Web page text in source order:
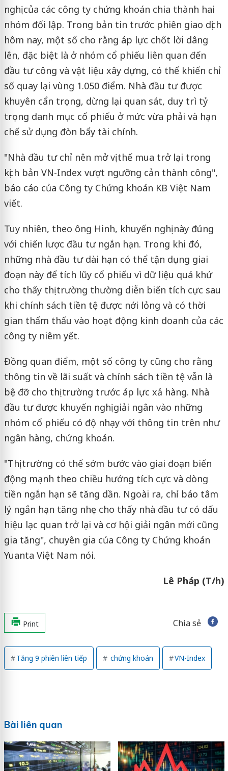
nghị của các công ty chứng khoán chia thành hai
nhóm đối lập. Trong bản tin trước phiên giao dịch
hôm nay, một số cho rằng áp lực chốt lời dâng
lên, đặc biệt là ở nhóm cổ phiếu liên quan đến
đầu tư công và vật liệu xây dựng, có thể khiến chỉ
số quay lại vùng 1.050 điểm. Nhà đầu tư được
khuyên cẩn trọng, dừng lại quan sát, duy trì tỷ
trọng danh mục cổ phiếu ở mức vừa phải và hạn
chế sử dụng đòn bẩy tài chính.
"Nhà đầu tư chỉ nên mở vị thế mua trở lại trong
kịch bản VN-Index vượt ngưỡng cản thành công",
báo cáo của Công ty Chứng khoán KB Việt Nam
viết.
Tuy nhiên, theo ông Hinh, khuyến nghị này đúng
với chiến lược đầu tư ngắn hạn. Trong khi đó,
những nhà đầu tư dài hạn có thể tận dụng giai
đoạn này để tích lũy cổ phiếu vì dữ liệu quá khứ
cho thấy thị trường thường diễn biến tích cực sau
khi chính sách tiền tệ được nới lỏng và có thời
gian thẩm thấu vào hoạt động kinh doanh của các
công ty niêm yết.
Đồng quan điểm, một số công ty cũng cho rằng
thông tin về lãi suất và chính sách tiền tệ vẫn là
bệ đỡ cho thị trường trước áp lực xả hàng. Nhà
đầu tư được khuyến nghị giải ngân vào những
nhóm cổ phiếu có độ nhạy với thông tin trên như
ngân hàng, chứng khoán.
"Thị trường có thể sớm bước vào giai đoạn biến
động mạnh theo chiều hướng tích cực và dòng
tiền ngắn hạn sẽ tăng dần. Ngoài ra, chỉ báo tâm
lý ngắn hạn tăng nhẹ cho thấy nhà đầu tư có dấu
hiệu lạc quan trở lại và cơ hội giải ngân mới cũng
gia tăng", chuyên gia của Công ty Chứng khoán
Yuanta Việt Nam nói.
Lê Pháp (T/h)
Print Chia sẻ
Tăng 9 phiên liên tiếp chứng khoán VN-Index
Bài liên quan